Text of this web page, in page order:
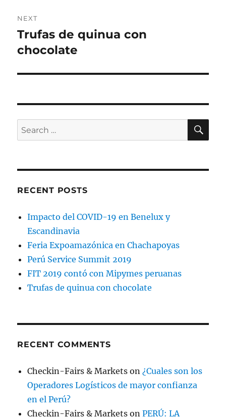
NEXT
Next
post:
Trufas de quinua con
chocolate
Search
for:
RECENT POSTS
Impacto del COVID-19 en Benelux y
Escandinavia
Feria Expoamazónica en Chachapoyas
Perú Service Summit 2019
FIT 2019 contó con Mipymes peruanas
Trufas de quinua con chocolate
RECENT COMMENTS
Checkin-Fairs & Markets on¿Cuales son los
Operadores Logísticos de mayor confianza
en el Perú?
Checkin-Fairs & Markets onPERÚ: LA